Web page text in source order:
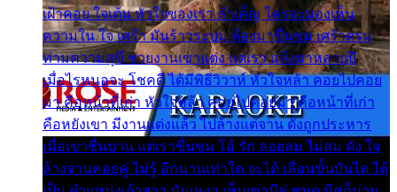
เฝ้าคอย ใจเต้น หัวใจของเรา ลำเค็ญ ใครจะมองเห็น
ความใน ใจ เศร้า มันร้าวระบม ต้องมาขื่นขม เศร้าตรม
ท่ามความสุขี ช่วยงานเขาแต่ง แต่เรา แล้งมาหลายปี
เมื่อไรหนอจะ โชคดี ได้มีพิธีวิวาห์ หัวใจหล้า คอยไปคอย
มา คือหน้าที่เก่า หัวใจหล้า คอยไปคอยมา คือหน้าที่เก่า
คือหยังเขา มีงานแต่งแล้ว ไปล้างแต่จาน ดั่งถูกประหาร
เมื่อเขาชื่นบาน แต่เราขื่นขม โอ้ รัก ลอยลม ไม่สม ดัง ใจ
ล้างจานคอยคู่ ไม่รู้ อีกนานเท่าใด จะได้ เลื่อนขั้นบันได ได้